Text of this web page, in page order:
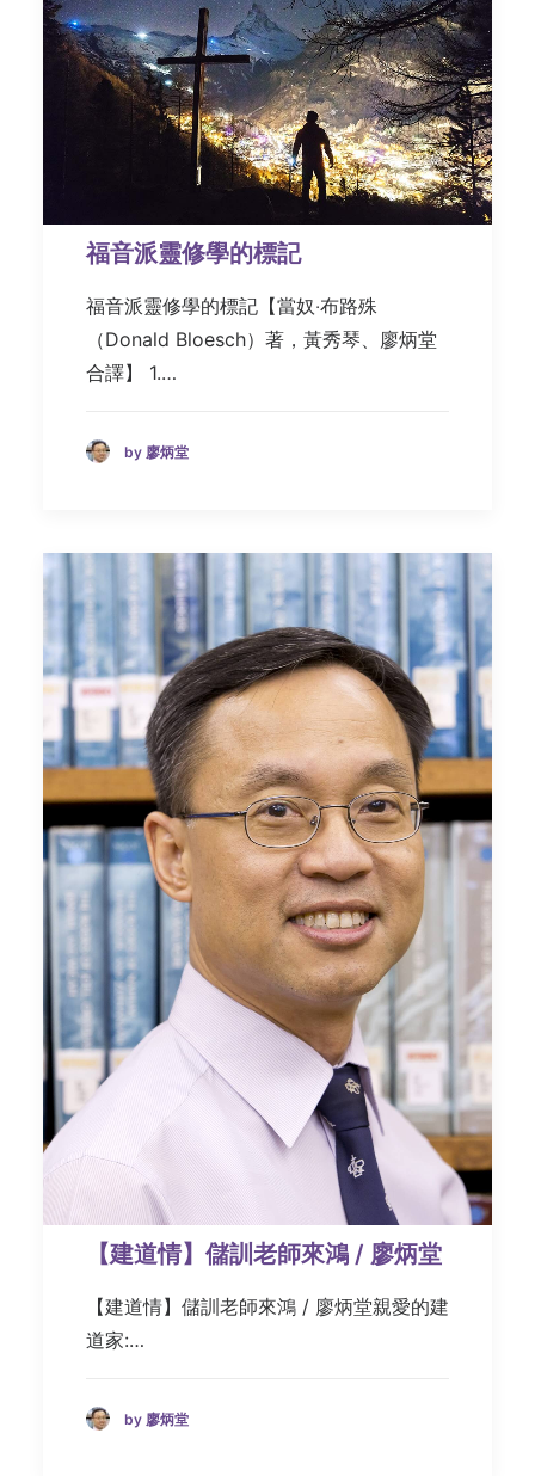
福音派靈修學的標記
福音派靈修學的標記【當奴‧布路殊
（Donald Bloesch）著，黃秀琴、廖炳堂
合譯】 1.…
by 廖炳堂
【建道情】儲訓老師來鴻 / 廖炳堂
【建道情】儲訓老師來鴻 / 廖炳堂親愛的建
道家:…
by 廖炳堂